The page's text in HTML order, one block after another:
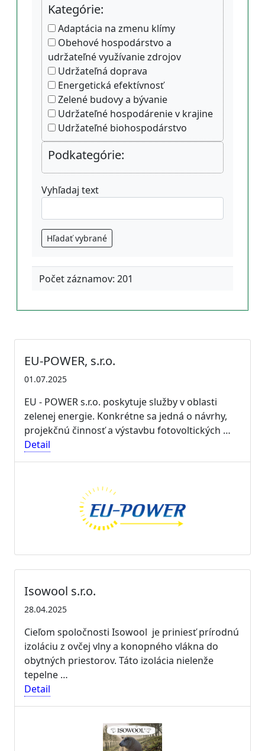
Kategórie:
Adaptácia na zmenu klímy
Obehové hospodárstvo a
udržateľné využívanie zdrojov
Udržateľná doprava
Energetická efektívnosť
Zelené budovy a bývanie
Udržateľné hospodárenie v krajine
Udržateľné biohospodárstvo
Podkategórie:
Vyhľadaj text
Hľadať vybrané
Počet záznamov: 201
EU-POWER, s.r.o.
01.07.2025
EU - POWER s.r.o. poskytuje služby v oblasti
zelenej energie. Konkrétne sa jedná o návrhy,
projekčnú činnosť a výstavbu fotovoltických …
Detail
Isowool s.r.o.
28.04.2025
Cieľom spoločnosti Isowool je priniesť prírodnú
izoláciu z ovčej vlny a konopného vlákna do
obytných priestorov. Táto izolácia nielenže
tepelne …
Detail